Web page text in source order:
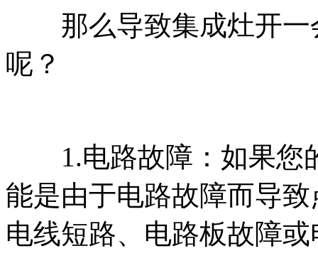
那么导致集成灶开一
呢？
1.电路故障：如果您
能是由于电路故障而导
电线短路、电路板故障